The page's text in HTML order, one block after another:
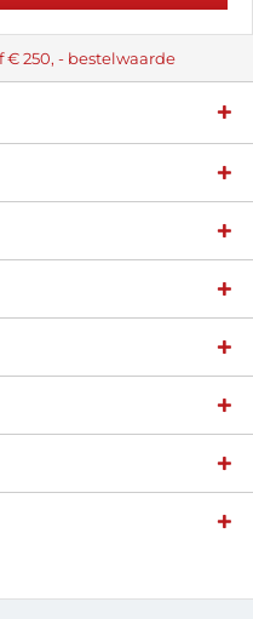
250, - bestelwaarde